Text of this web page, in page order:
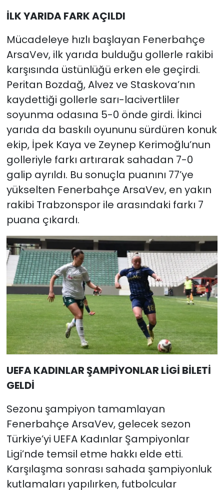
İLK YARIDA FARK AÇILDI
Mücadeleye hızlı başlayan Fenerbahçe
ArsaVev, ilk yarıda bulduğu gollerle rakibi
karşısında üstünlüğü erken ele geçirdi.
Peritan Bozdağ, Alvez ve Staskova’nın
kaydettiği gollerle sarı-lacivertliler
soyunma odasına 5-0 önde girdi. İkinci
yarıda da baskılı oyununu sürdüren konuk
ekip, İpek Kaya ve Zeynep Kerimoğlu’nun
golleriyle farkı artırarak sahadan 7-0
galip ayrıldı. Bu sonuçla puanını 77’ye
yükselten Fenerbahçe ArsaVev, en yakın
rakibi Trabzonspor ile arasındaki farkı 7
puana çıkardı.
UEFA KADINLAR ŞAMPİYONLAR LİGİ BİLETİ
GELDİ
Sezonu şampiyon tamamlayan
Fenerbahçe ArsaVev, gelecek sezon
Türkiye’yi UEFA Kadınlar Şampiyonlar
Ligi’nde temsil etme hakkı elde etti.
Karşılaşma sonrası sahada şampiyonluk
kutlamaları yapılırken, futbolcular